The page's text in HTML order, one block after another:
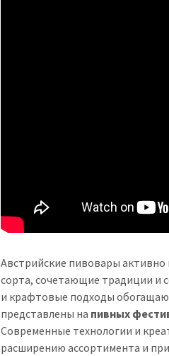
Австрийские пивовары
сорта, сочетающие традиции и
и крафтовые подходы
представлены на пивных
Современные технологии и
расширению ассортимента и